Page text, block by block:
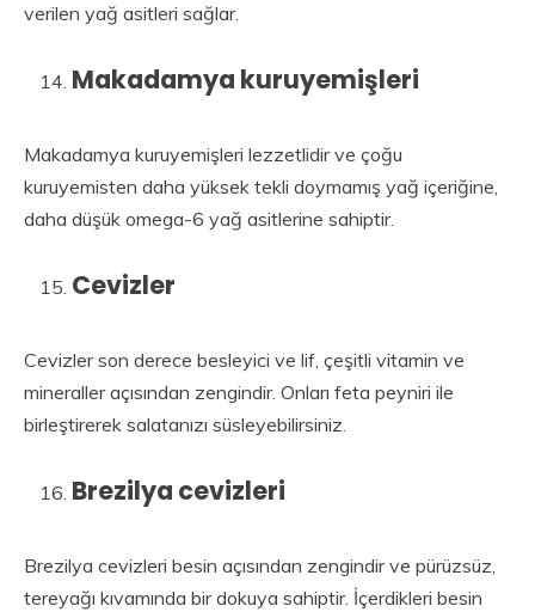
verilen yağ asitleri sağlar.
Makadamya kuruyemişleri
Makadamya kuruyemişleri lezzetlidir ve çoğu
kuruyemisten daha yüksek tekli doymamış yağ içeriğine,
daha düşük omega-6 yağ asitlerine sahiptir.
Cevizler
Cevizler son derece besleyici ve lif, çeşitli vitamin ve
mineraller açısından zengindir. Onları feta peyniri ile
birleştirerek salatanızı süsleyebilirsiniz.
Brezilya cevizleri
Brezilya cevizleri besin açısından zengindir ve pürüzsüz,
tereyağı kıvamında bir dokuya sahiptir. İçerdikleri besin